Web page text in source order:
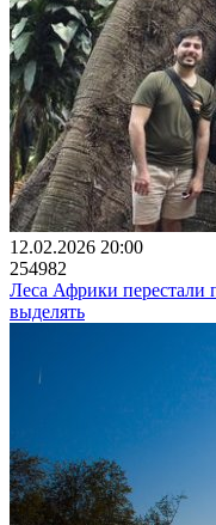
12.02.2026 20:00
254982
Леса Африки перестали
выделять